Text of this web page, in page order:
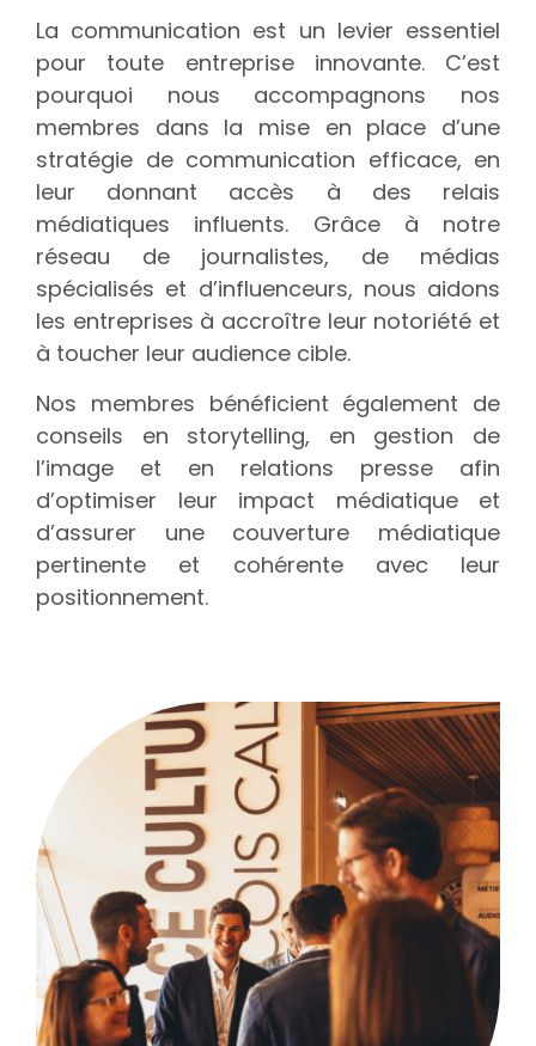
La communication est un levier essentiel
pour toute entreprise innovante. C’est
pourquoi nous accompagnons nos
membres dans la mise en place d’une
stratégie de communication efficace, en
leur donnant accès à des relais
médiatiques influents. Grâce à notre
réseau de journalistes, de médias
spécialisés et d’influenceurs, nous aidons
les entreprises à accroître leur notoriété et
à toucher leur audience cible.
Nos membres bénéficient également de
conseils en storytelling, en gestion de
l’image et en relations presse afin
d’optimiser leur impact médiatique et
d’assurer une couverture médiatique
pertinente et cohérente avec leur
positionnement.